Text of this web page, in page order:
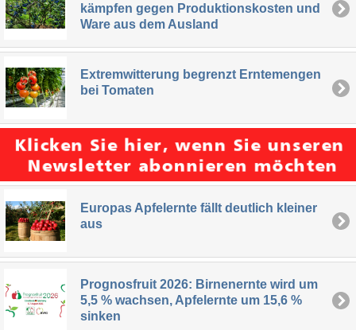
kämpfen gegen Produktionskosten und
Ware aus dem Ausland
Extremwitterung begrenzt Erntemengen
bei Tomaten
Europas Apfelernte fällt deutlich kleiner
aus
Prognosfruit 2026: Birnenernte wird um
5,5 % wachsen, Apfelernte um 15,6 %
sinken